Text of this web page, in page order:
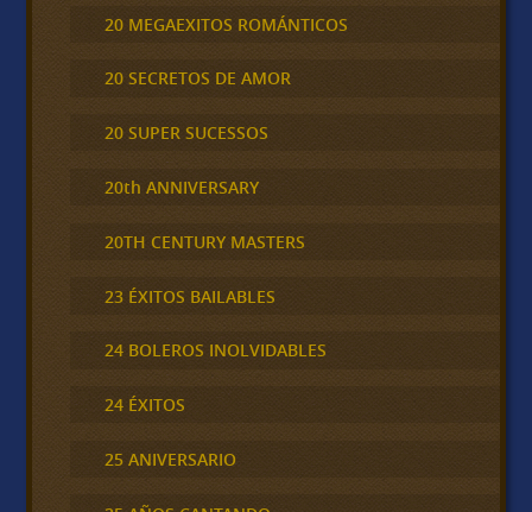
20 MEGAEXITOS ROMÁNTICOS
20 SECRETOS DE AMOR
20 SUPER SUCESSOS
20th ANNIVERSARY
20TH CENTURY MASTERS
23 ÉXITOS BAILABLES
24 BOLEROS INOLVIDABLES
24 ÉXITOS
25 ANIVERSARIO